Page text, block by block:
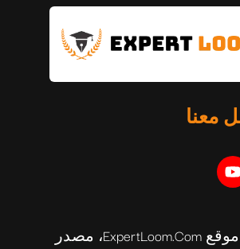
معنا
مرحبًا بكم في موقع ExpertLoom.com، مصدر